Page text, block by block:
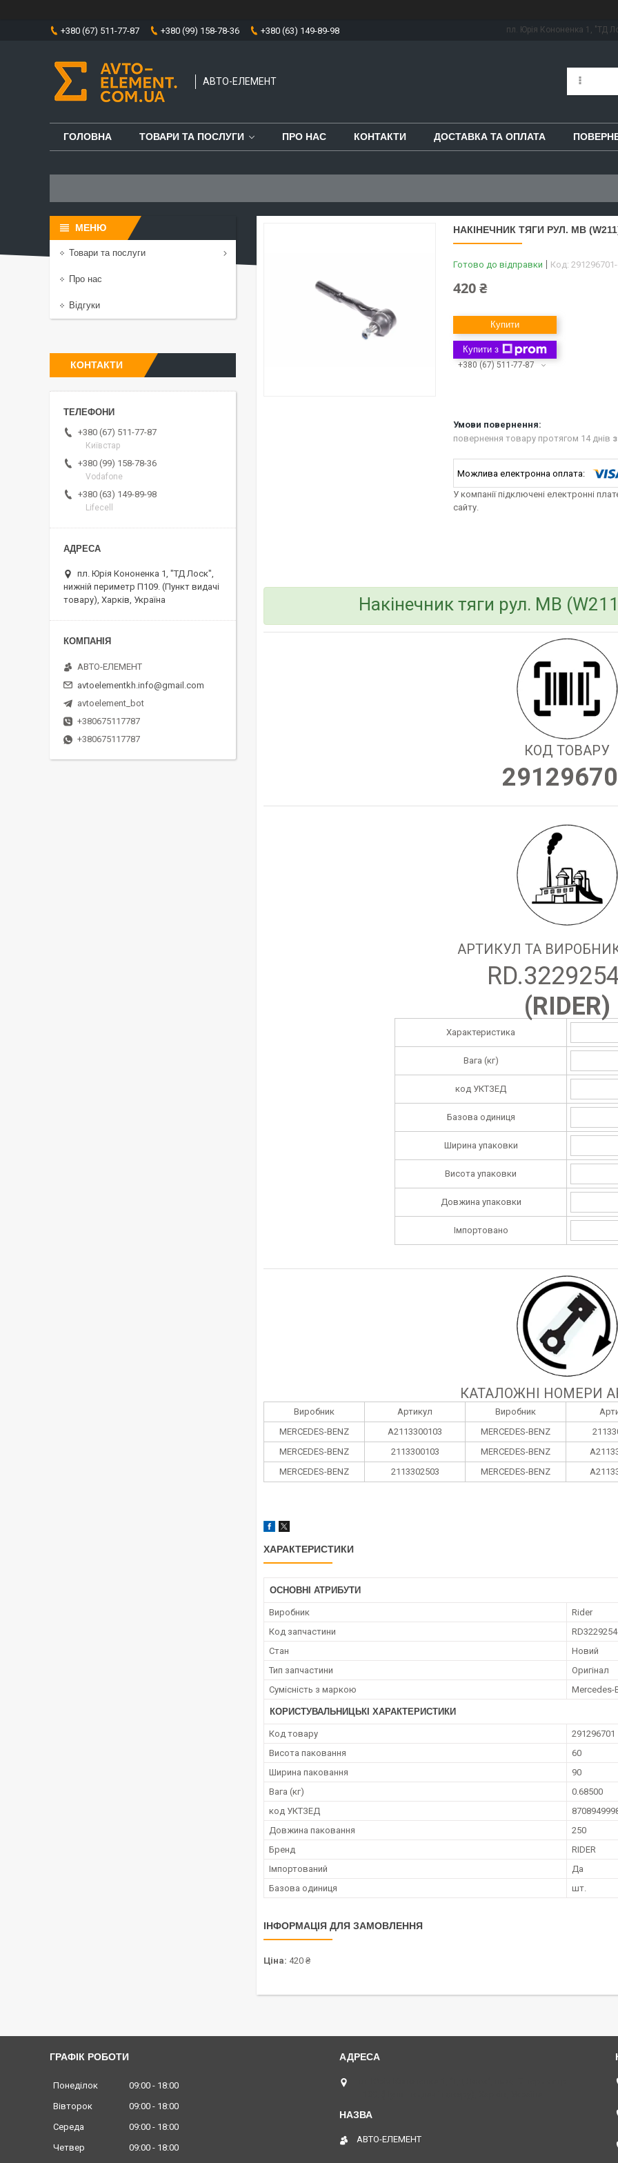
+380 (67) 511-77-87 +380 (99) 158-78-36 +380 (63) 149-89-98 пл. Юрія Кононенка 1, "ТД
АВТО-ЕЛЕМЕНТ
ГОЛОВНА ТОВАРИ ТА ПОСЛУГИ ПРО НАС КОНТАКТИ ДОСТАВКА ТА ОПЛАТА
НАКІНЕЧНИК ТЯГИ РУЛ. MB
Готово до відправки Код:
420 ₴
Купити
Купити з
+380 (67) 511-77-87
повернення товару протягом 14 днів
У компанії підключені електронні
сайту.
Накінечник тяги рул. MB
КОД ТОВАРУ
АРТИКУЛ ТА
(RIDER)
Характеристика
Вага (кг)
код УКТЗЕД
Базова одиниця
Ширина упаковки
Висота упаковки
Довжина упаковки
Імпортовано
КАТАЛОЖНІ НОМЕРИ
Виробник Артикул Виробник
MERCEDES-BENZ
A2113300103 MERCEDES-BENZ
MERCEDES-BENZ
2113300103 MERCEDES-BENZ
MERCEDES-BENZ
2113302503 MERCEDES-BENZ
ХАРАКТЕРИСТИКИ
ОСНОВНІ АТРИБУТИ
Виробник
Rider
Код запчастини
Стан
Новий
Тип запчастини
Оригінал
Сумісність з маркою
Mercedes-
КОРИСТУВАЛЬНИЦЬКІ ХАРАКТЕРИСТИКИ
Код товару
291296701
Висота паковання
60
Ширина паковання
90
Вага (кг)
0.68500
код УКТЗЕД
Довжина паковання
250
Бренд
RIDER
Імпортований
Да
Базова одиниця
шт.
ІНФОРМАЦІЯ ДЛЯ ЗАМОВЛЕННЯ
Ціна: 420 ₴
Товари та послуги
Про нас
Відгуки
КОНТАКТИ
+380 (67) 511-77-87
Київстар
+380 (99) 158-78-36
Vodafone
+380 (63) 149-89-98
Lifecell
пл. Юрія Кононенка 1, "ТД Лоск",
нижній периметр П109. (Пункт видачі
товару), Харків, Україна
АВТО-ЕЛЕМЕНТ
avtoelementkh.info@gmail.com
avtoelement_bot
+380675117787
+380675117787
ГРАФІК РОБОТИ
Понеділок 09:00
18:00
Вівторок
09:00
18:00
Середа
09:00
18:00
Четвер
09:00
18:00
АВТО-ЕЛЕМЕНТ